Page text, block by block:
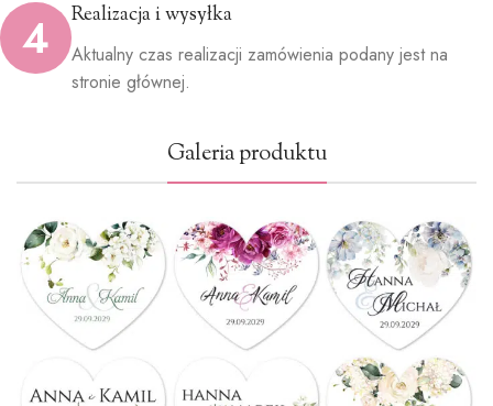
4 Realizacja i wysyłka
Aktualny czas realizacji zamówienia podany jest na
stronie głównej.
Galeria produktu